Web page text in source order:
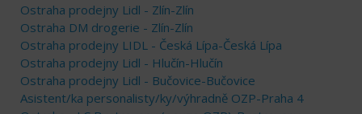
Ostraha prodejny Lidl - Zlín-Zlín
Ostraha DM drogerie - Zlín-Zlín
Ostraha prodejny LIDL - Česká Lípa-Česká Lípa
Ostraha prodejny Lidl - Hlučín-Hlučín
Ostraha prodejny Lidl - Bučovice-Bučovice
Asistent/ka personalisty/ky/výhradně OZP-Praha 4